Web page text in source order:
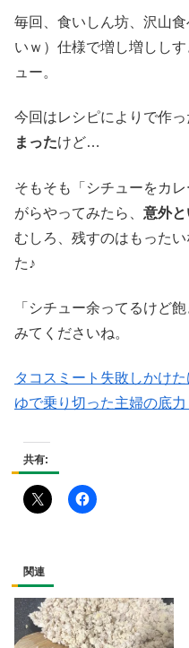
毎回、食いしん坊、沢山
いｗ）仕様で増し増しし
ュー。
今回はレシピによりで作
まったけど…
そもそも「シチューをカ
がらやってみたら、 意外と
むしろ、残すのはもった
た♪
「シチュー余ってるけど
みてくださいね。
タコスミート失敗しかけ
ゆで乗り切った主婦の底
共有:
関連